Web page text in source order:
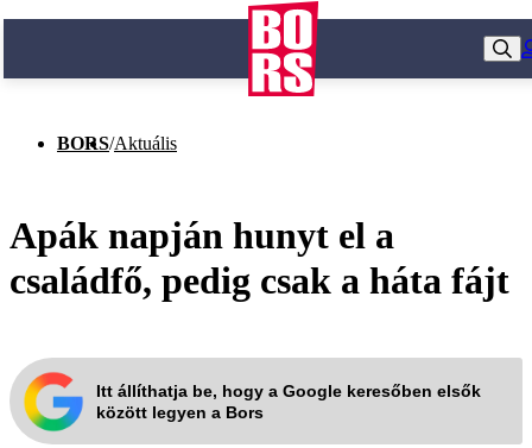
BORS/Aktuális
Apák napján hunyt el a
családfő, pedig csak a háta fájt
Itt állíthatja be, hogy a Google keresőben elsők
között legyen a Bors